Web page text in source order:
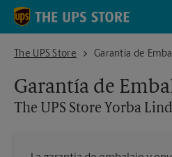
Skip to content
Return to Nav
The UPS Store
The UPS Store Yorba Linda
Garantía de
Garantía de
The UPS Store Yorba